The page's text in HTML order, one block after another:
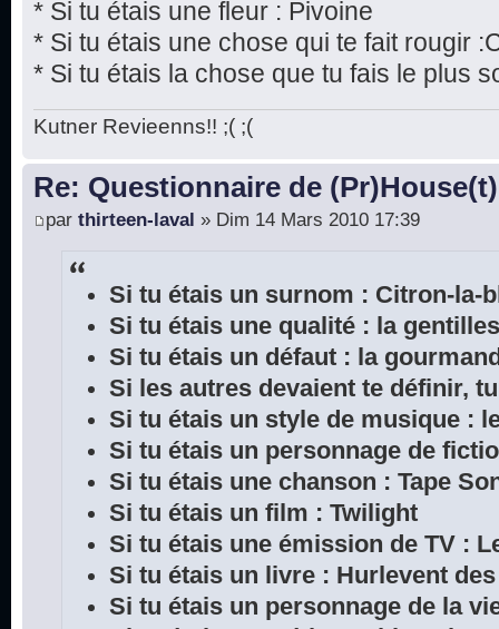
* Si tu étais une fleur : Pivoine
* Si tu étais une chose qui te fait rougir
* Si tu étais la chose que tu fais le plus
Kutner Revieenns!! ;( ;(
Re: Questionnaire de (Pr)House(t)
par thirteen-laval » Dim 14 Mars 2010 17:39
Si tu étais un surnom : Citron-la-
Si tu étais une qualité : la
Si tu étais un défaut : la
Si les autres devaient te définir,
Si tu étais un style de musique :
Si tu étais un personnage de
Si tu étais une chanson : Tape
Si tu étais un film : Twilight
Si tu étais une émission de TV :
Si tu étais un livre : Hurlevent
Si tu étais un personnage de la